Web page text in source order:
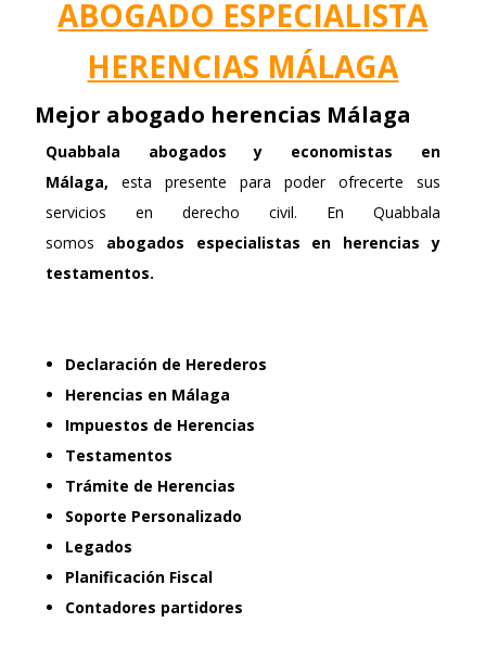
ABOGADO ESPECIALISTA
HERENCIAS MÁLAGA
Mejor abogado herencias Málaga
Quabbala
abogados y economistas en
Málaga, esta presente para poder ofrecerte sus
servicios en derecho civil. En Quabbala
somos abogados especialistas en herencias
y
testamentos.
Declaración de Herederos
Herencias en Málaga
Impuestos de Herencias
Testamentos
Trámite de Herencias
Soporte Personalizado
Legados
Planificación Fiscal
Contadores partidores